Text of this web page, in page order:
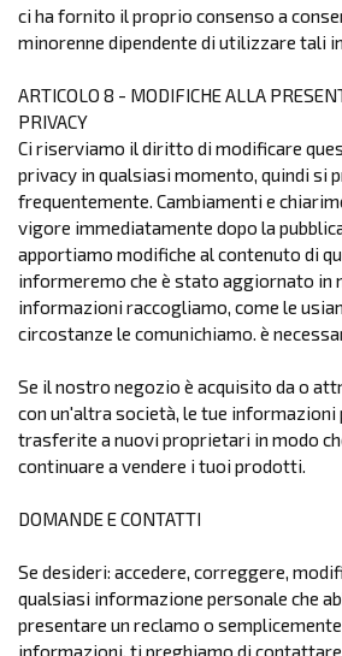
ci ha fornito il proprio consenso a
minorenne dipendente di utilizzare tali
ARTICOLO 8 - MODIFICHE ALLA
PRIVACY
Ci riserviamo il diritto di modificare
privacy in qualsiasi momento, quindi si
frequentemente. Cambiamenti e
vigore immediatamente dopo la
apportiamo modifiche al contenuto di
informeremo che è stato aggiornato in
informazioni raccogliamo, come le
circostanze le comunichiamo. è
Se il nostro negozio è acquisito da o
con un'altra società, le tue informazioni
trasferite a nuovi proprietari in modo
continuare a vendere i tuoi prodotti.
DOMANDE E CONTATTI
Se desideri: accedere, correggere,
qualsiasi informazione personale che
presentare un reclamo o
informazioni, ti preghiamo di